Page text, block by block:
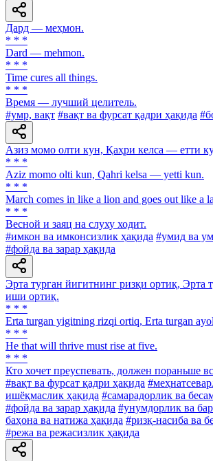
Дард — меҳмон.
* * *
Dard — mehmon.
* * *
Time cures all things.
* * *
Время — лучший целитель.
#умр, вақт #вақт ва фурсат қадри ҳақида
Азиз момо олти кун, Қаҳри келса — етти
* * *
Aziz momo olti kun, Qahri kelsa — yetti kun.
* * *
March comes in like a lion and goes out like a
* * *
Весной и заяц на слуху ходит.
#имкон ва имконсизлик ҳақида #умид ва
#фойда ва зарар ҳақида
Эрта турган йигитнинг ризқи ортиқ, Эрта
иши ортиқ.
* * *
Erta turgan yigitning rizqi ortiq, Erta turgan
* * *
He that will thrive must rise at five.
* * *
Кто хочет преуспевать, должен пораньше
#вақт ва фурсат қадри ҳақида
ишёқмаслик ҳақида #самарадорлик ва
#фойда ва зарар ҳақида #унумдорлик ва
баҳона ва натижа ҳақида #ризқ-насиба ва
#режа ва режасизлик ҳақида